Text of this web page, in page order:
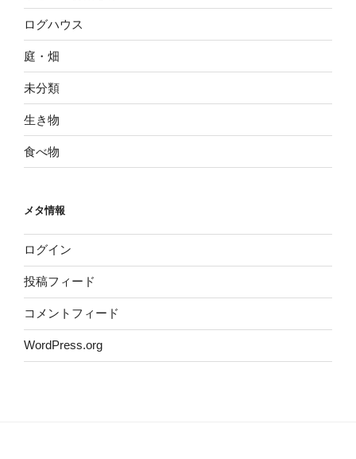
ログハウス
庭・畑
未分類
生き物
食べ物
メタ情報
ログイン
投稿フィード
コメントフィード
WordPress.org